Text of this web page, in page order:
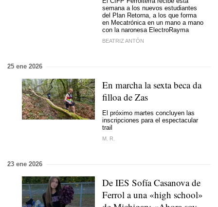
semana a los nuevos estudiantes
del Plan Retorna, a los que forma
en Mecatrónica en un mano a mano
con la naronesa ElectroRayma
BEATRIZ ANTÓN
25 ene 2026
En marcha la sexta beca da
filloa de Zas
El próximo martes concluyen las
inscripciones para el espectacular
trail
M. R.
23 ene 2026
De IES Sofía Casanova de
Ferrol a una «high school»